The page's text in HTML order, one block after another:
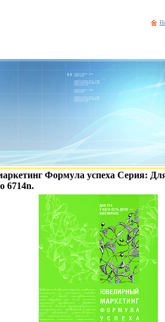
Формула успеха Серия: Для
6714n.